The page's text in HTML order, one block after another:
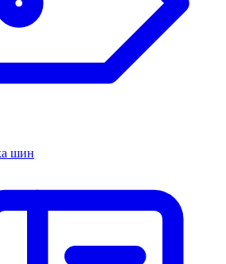
шин